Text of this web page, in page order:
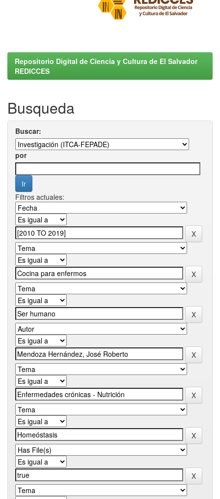
Repositorio Digital de Ciencia y Cultura de El Salvador
REDICCES
Busqueda
Buscar:
por
Filtros actuales: